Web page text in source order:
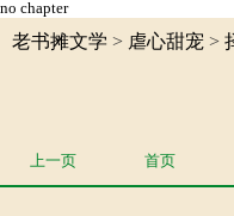
no chapter
老书摊文学 > 虐心甜宠 >
上一页 首页